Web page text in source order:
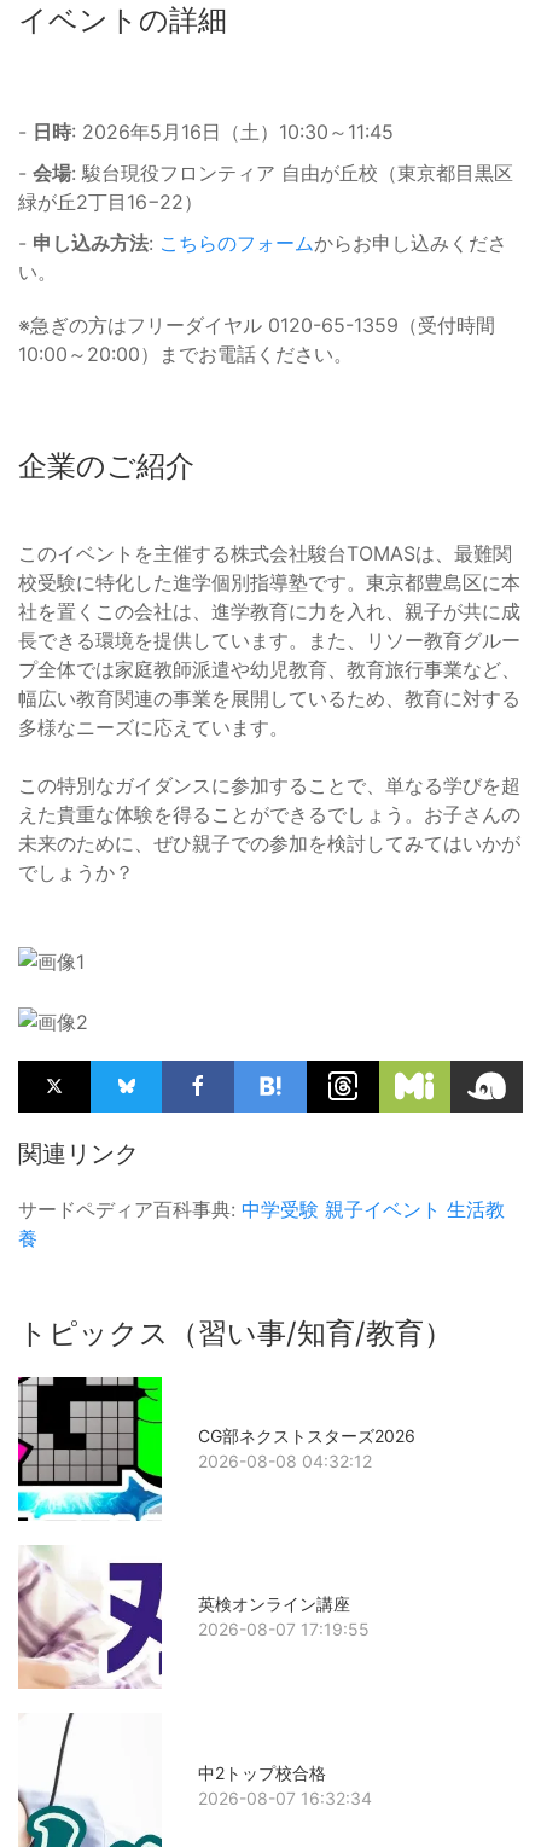
イベントの詳細
- 日時: 2026年5月16日（土）10:30～11:45
- 会場: 駿台現役フロンティア 自由が丘校（東京都目黒区
緑が丘2丁目16−22）
- 申し込み方法: こちらのフォームからお申し込みくださ
い。
※急ぎの方はフリーダイヤル 0120-65-1359（受付時間
10:00～20:00）までお電話ください。
企業のご紹介
このイベントを主催する株式会社駿台TOMASは、最難関
校受験に特化した進学個別指導塾です。東京都豊島区に本
社を置くこの会社は、進学教育に力を入れ、親子が共に成
長できる環境を提供しています。また、リソー教育グルー
プ全体では家庭教師派遣や幼児教育、教育旅行事業など、
幅広い教育関連の事業を展開しているため、教育に対する
多様なニーズに応えています。
この特別なガイダンスに参加することで、単なる学びを超
えた貴重な体験を得ることができるでしょう。お子さんの
未来のために、ぜひ親子での参加を検討してみてはいかが
でしょうか？
関連リンク
サードペディア百科事典: 中学受験 親子イベント 生活教
養
トピックス（習い事/知育/教育）
CG部ネクストスターズ2026
2026-08-08 04:32:12
英検オンライン講座
2026-08-07 17:19:55
中2トップ校合格
2026-08-07 16:32:34